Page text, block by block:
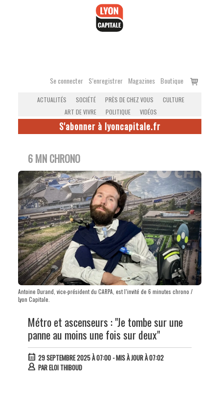
Se connecter S’enregistrer Magazines Boutique
Voir
ACTUALITÉS SOCIÉTÉ PRÈS DE CHEZ VOUS
CULTURE
ART DE VIVRE
POLITIQUE VIDÉOS
S'abonner à lyoncapitale.fr
6 MN CHRONO
Antoine Durand, vice-président du CARPA, est l’invité de 6 minutes chrono /
Lyon Capitale.
Métro et ascenseurs : "Je tombe sur une
panne au moins une fois sur deux"
29 SEPTEMBRE 2025 À 07:00- MIS À JOUR À 07:02
PARELOI THIBOUD